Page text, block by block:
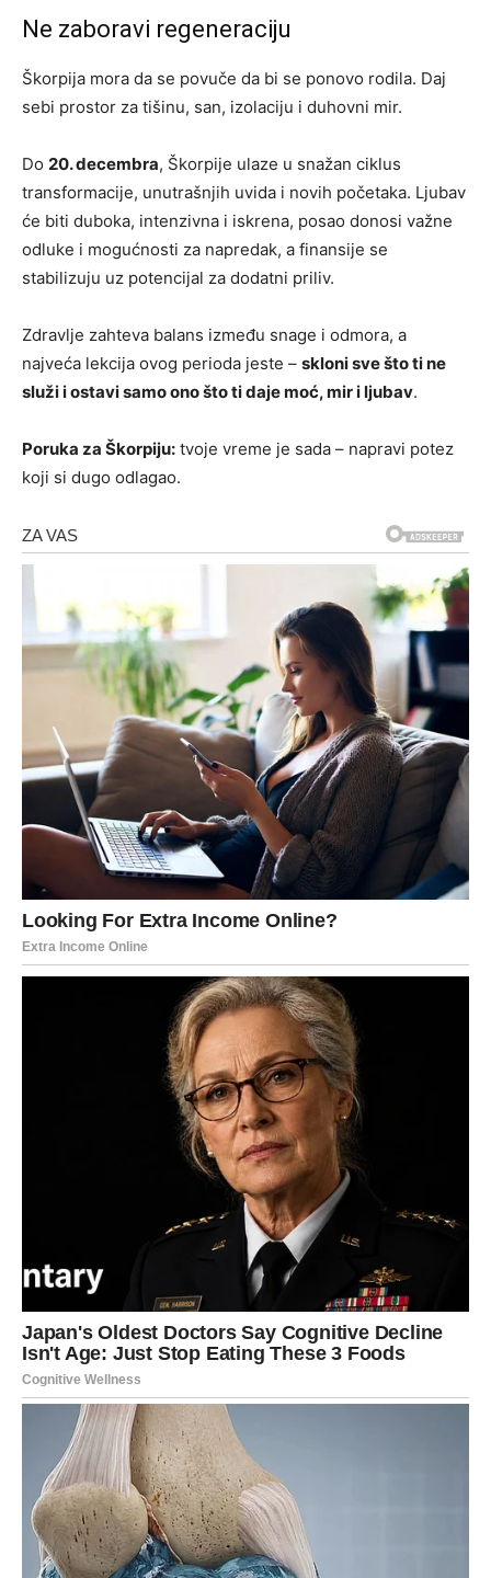
Ne zaboravi regeneraciju
Škorpija mora da se povuče da bi se ponovo rodila. Daj
sebi prostor za tišinu, san, izolaciju i duhovni mir.
Do 20. decembra, Škorpije ulaze u snažan ciklus
transformacije, unutrašnjih uvida i novih početaka. Ljubav
će biti duboka, intenzivna i iskrena, posao donosi važne
odluke i mogućnosti za napredak, a finansije se
stabilizuju uz potencijal za dodatni priliv.
Zdravlje zahteva balans između snage i odmora, a
najveća lekcija ovog perioda jeste – skloni sve što ti ne
služi i ostavi samo ono što ti daje moć, mir i ljubav.
Poruka za Škorpiju: tvoje vreme je sada – napravi potez
koji si dugo odlagao.